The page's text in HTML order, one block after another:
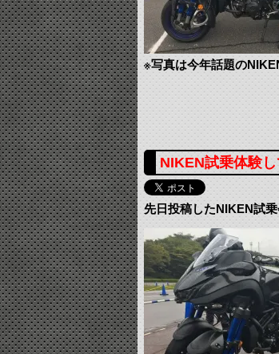
※写真は今年話題の
NIKEN試乗体験
先日投稿したNIKEN試